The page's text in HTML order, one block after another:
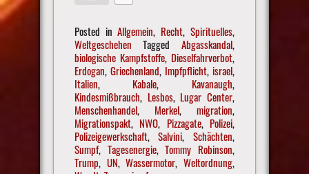
Posted inAllgemein, Recht,Spirituelles,
Weltgeschehen TaggedAbgasskandal,
biologische Kampfstoffe, Dieselfahrverbot,
Erdogan, Griechenland, Impfpflicht, israel,
Italien, Kabale, Kavanaugh,
Kindesmißbrauch, Lesbos, Lugar Center,
Menschenhandel, Merkel,migration,
Migrationspakt, NWO, Pizzagate, Polizei,
Polizeigewerkschaft,Salvini,Schächten,
Sumpf, Tagesenergie,Tommy Robinson,
Trump, UN,Wassermotor,Weltordnung,